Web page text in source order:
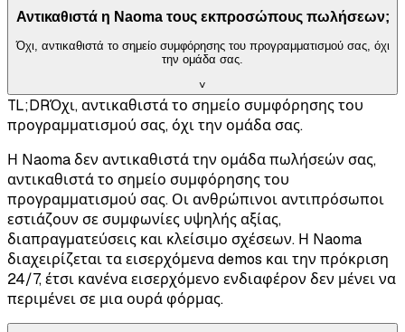
Αντικαθιστά η Naoma τους εκπροσώπους πωλήσεων;
Όχι, αντικαθιστά το σημείο συμφόρησης του προγραμματισμού σας, όχι
την ομάδα σας.
˅
TL;DRΌχι, αντικαθιστά το σημείο συμφόρησης του
προγραμματισμού σας, όχι την ομάδα σας.
Η Naoma δεν αντικαθιστά την ομάδα πωλήσεών σας,
αντικαθιστά το σημείο συμφόρησης του
προγραμματισμού σας. Οι ανθρώπινοι αντιπρόσωποι
εστιάζουν σε συμφωνίες υψηλής αξίας,
διαπραγματεύσεις και κλείσιμο σχέσεων. Η Naoma
διαχειρίζεται τα εισερχόμενα demos και την πρόκριση
24/7, έτσι κανένα εισερχόμενο ενδιαφέρον δεν μένει να
περιμένει σε μια ουρά φόρμας.